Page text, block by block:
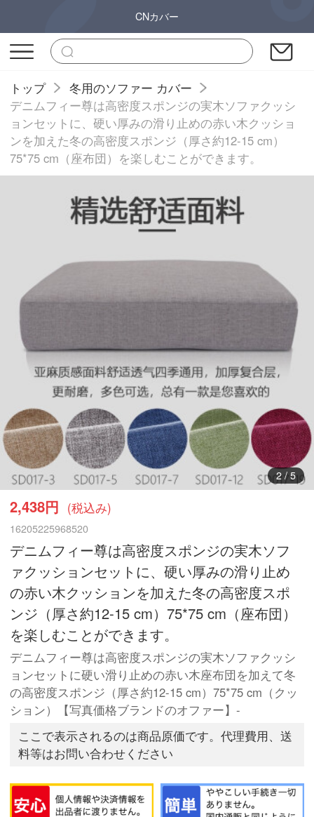
CNカバー
トップ
冬用のソファー カバー
デニムフィー尊は高密度スポンジの実木ソファクッシ
ョンセットに、硬い厚みの滑り止めの赤い木クッショ
ンを加えた冬の高密度スポンジ（厚さ約12-15 cm）
75*75 cm（座布団）を楽しむことができます。
2/5
2,438円 (税込み)
16205225968520
デニムフィー尊は高密度スポンジの実木ソフ
ァクッションセットに、硬い厚みの滑り止め
の赤い木クッションを加えた冬の高密度スポ
ンジ（厚さ約12-15 cm）75*75 cm（座布団）
を楽しむことができます。
デニムフィー尊は高密度スポンジの実木ソファクッシ
ョンセットに硬い滑り止めの赤い木座布団を加えて冬
の高密度スポンジ（厚さ約12-15 cm）75*75 cm（クッ
ション）【写真価格ブランドのオファー】-
ここで表示されるのは商品原価です。代理費用、送
料等はお問い合わせください